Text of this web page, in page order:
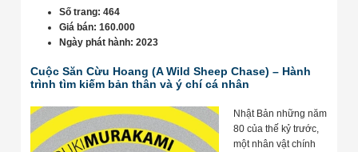
Số trang: 464
Giá bán: 160.000
Ngày phát hành: 2023
Cuộc Săn Cừu Hoang (A Wild Sheep Chase) – Hành
trình tìm kiếm bản thân và ý chí cá nhân
Nhật Bản những năm
80 của thế kỷ trước,
một nhân vật chính